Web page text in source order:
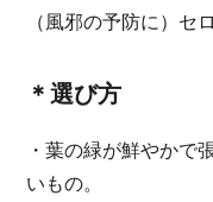
（風邪の予防に）セ
＊選び方
・葉の緑が鮮やかで
いもの。